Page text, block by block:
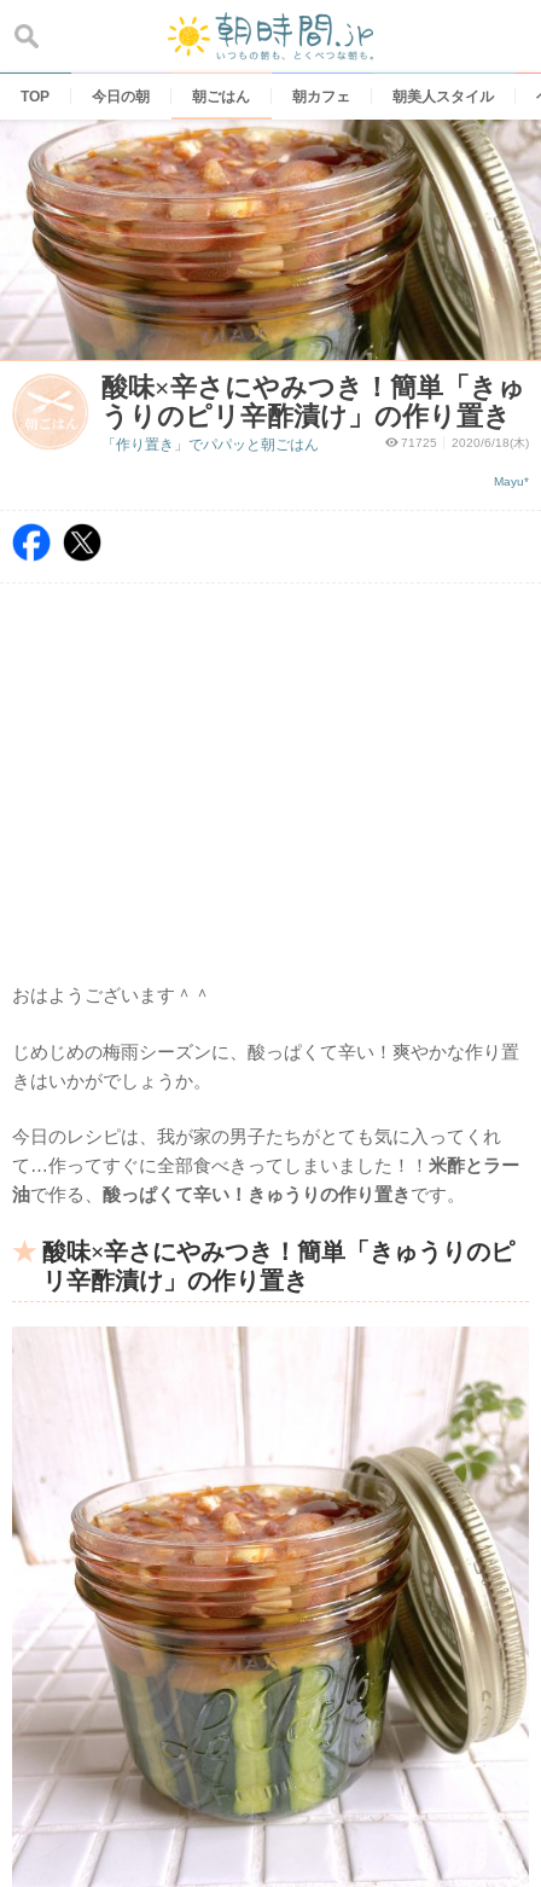
content
TOP 今日の朝 朝ごはん 朝カフェ 朝美人スタイル
酸味×辛さにやみつき！簡単「きゅ
うりのピリ辛酢漬け」の作り置き
71725 2020/6/18(木)
Mayu*
「作り置き」でパパッと朝ごはん
おはようございます＾＾
じめじめの梅雨シーズンに、酸っぱくて辛い！爽やかな作り置
きはいかがでしょうか。
今日のレシピは、我が家の男子たちがとても気に入ってくれ
て…作ってすぐに全部食べきってしまいました！！ 米酢とラー
油で作る、 酸っぱくて辛い！きゅうりの作り置きです。
酸味×辛さにやみつき！簡単「きゅうりのピ
リ辛酢漬け」の作り置き